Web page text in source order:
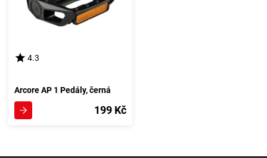
4.3
Arcore AP 1 Pedály, černá
199 Kč